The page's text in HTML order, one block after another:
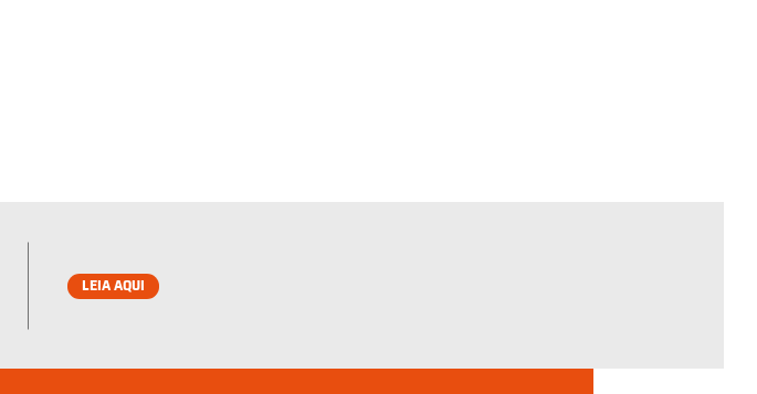
LEIA AQUI